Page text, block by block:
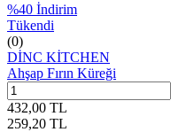
%40 İndirim
Tükendi
(0)
DİNC KİTCHEN
Ahşap Fırın Küreği
432,00 TL
259,20 TL